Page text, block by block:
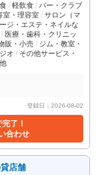
軽飲食
バー・クラブ
室・理容室
サロン（マ
ジ・エステ・ネイルな
医療・歯科・クリニッ
販・小売
ジム・教室・
オ
その他サービス・
登録日：2026-08-02
了！
合わせ
店舗